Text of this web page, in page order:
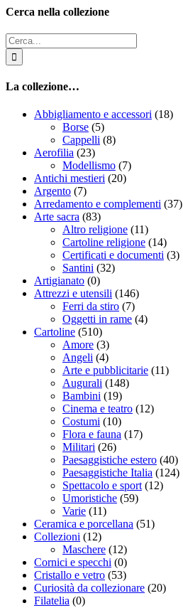
Cerca nella collezione
Cerca
per:
La collezione…
Abbigliamento e accessori (18)
Borse (5)
Cappelli (8)
Aerofilia (23)
Modellismo (7)
Antichi mestieri (20)
Argento (7)
Arredamento e complementi (37)
Arte sacra (83)
Altro religione (11)
Cartoline religione (14)
Certificati e documenti (3)
Santini (32)
Artigianato (0)
Attrezzi e utensili (146)
Ferri da stiro (7)
Oggetti in rame (4)
Cartoline (510)
Amore (3)
Angeli (4)
Arte e pubblicitarie (11)
Augurali (148)
Bambini (19)
Cinema e teatro (12)
Costumi (10)
Flora e fauna (17)
Militari (26)
Paesaggistiche estero (40)
Paesaggistiche Italia (124)
Spettacolo e sport (12)
Umoristiche (59)
Varie (11)
Ceramica e porcellana (51)
Collezioni (12)
Maschere (12)
Cornici e specchi (0)
Cristallo e vetro (53)
Curiosità da collezionare (20)
Filatelia (0)